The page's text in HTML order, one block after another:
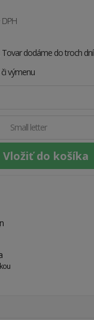
Tovar dodáme do troch dní
výmenu
Small letter